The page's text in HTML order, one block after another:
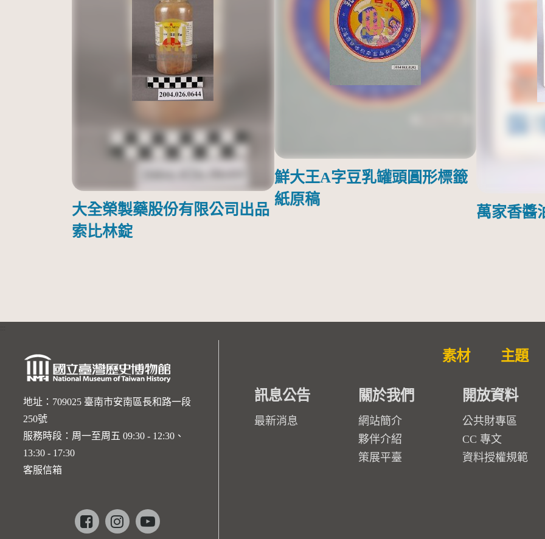
大全榮製藥股份有限公司出品
索比林錠
鮮大王A字豆乳罐頭圓形標籤
紙原稿
萬家香醬
地址：709025 臺南市安南區長和路一段
250號
服務時段：周一至周五 09:30 - 12:30、
13:30 - 17:30
客服信箱
Facebookinstagramyoutube
素材 主題
訊息公告
最新消息
關於我們
網站簡介
夥伴介紹
策展平臺
開放資料
公共財專區
CC 專文
資料授權規範